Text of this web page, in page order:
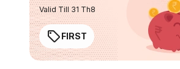
Valid Till 31 Th8
FIRST